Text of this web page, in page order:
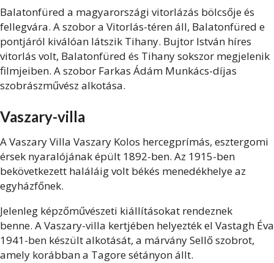
Balatonfüred a magyarországi vitorlázás bölcsője és
fellegvára. A szobor a Vitorlás-téren áll, Balatonfüred e
pontjáról kiválóan látszik Tihany. Bujtor István híres
vitorlás volt, Balatonfüred és Tihany sokszor megjelenik
filmjeiben. A szobor Farkas Ádám Munkács-díjas
szobrászművész alkotása.
Vaszary-villa
A Vaszary Villa Vaszary Kolos hercegprímás, esztergomi
érsek nyaralójának épült 1892-ben. Az 1915-ben
bekövetkezett haláláig volt békés menedékhelye az
egyházfőnek.
Jelenleg képzőművészeti kiállításokat rendeznek
benne. A Vaszary-villa kertjében helyezték el Vastagh Éva
1941-ben készült alkotását, a márvány Sellő szobrot,
amely korábban a Tagore sétányon állt.